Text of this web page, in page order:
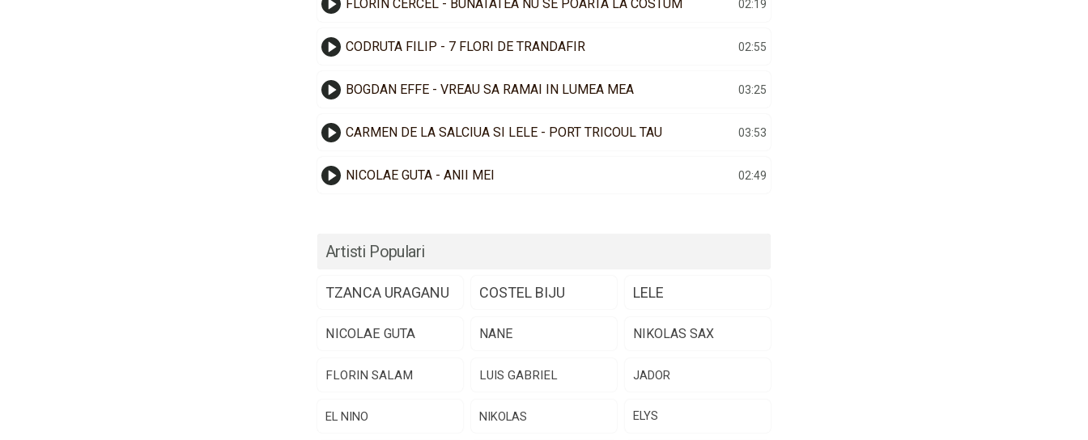
FLORIN CERCEL - BUNATATEA NU SE POARTA LA COSTUM 02:19
CODRUTA FILIP - 7 FLORI DE TRANDAFIR 02:55
BOGDAN EFFE - VREAU SA RAMAI IN LUMEA MEA 03:25
CARMEN DE LA SALCIUA SI LELE - PORT TRICOUL TAU 03:53
NICOLAE GUTA - ANII MEI 02:49
Artisti Populari
TZANCA URAGANU COSTEL BIJU LELE
NICOLAE GUTA NANE NIKOLAS SAX
FLORIN SALAM LUIS GABRIEL JADOR
EL NINO NIKOLAS ELYS